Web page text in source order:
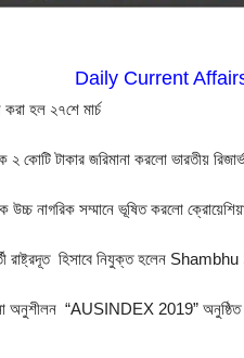
Daily Current
করা হল ২৭শে মার্চ
২ কোটি টাকার জরিমানা করলো ভারতীয়
উচ্চ নাগরিক সম্মানে ভূষিত করলো
রাষ্ট্রদূত  হিসাবে নিযুক্ত হলেন
অনুশীলন  “AUSINDEX 2019” অনুষ্ঠিত